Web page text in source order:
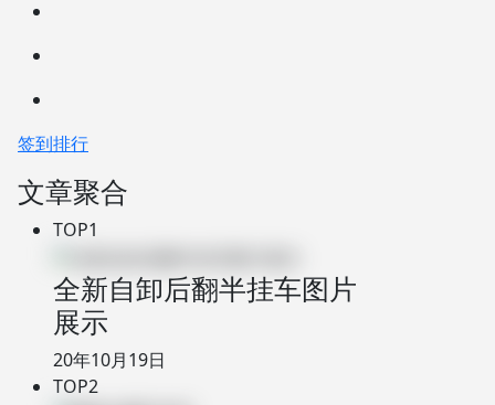
签到排行
文章聚合
TOP1
全新自卸后翻半挂车图片
展示
20年10月19日
TOP2